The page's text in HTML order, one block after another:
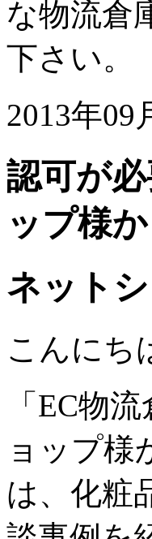
な物流倉
下さい。
2013年
認可が
ップ様
ネット
こんにち
「EC物
ョップ様
は、化粧